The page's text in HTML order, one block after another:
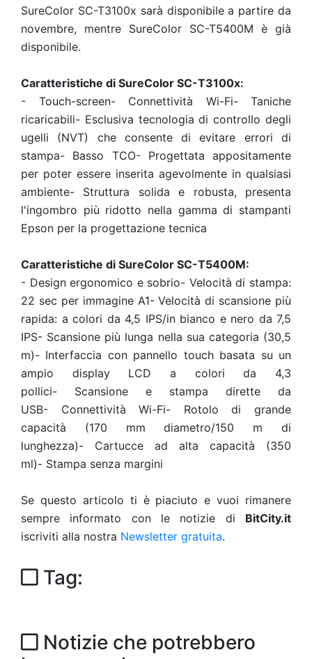
SureColor SC-T3100x sarà disponibile a partire da
novembre, mentre SureColor SC-T5400M è già
disponibile.
Caratteristiche di SureColor SC-T3100x:
-
Touch-screen- Connettività Wi-Fi-
Taniche
ricaricabili- Esclusiva tecnologia di controllo degli
ugelli (NVT) che consente di evitare errori di
stampa- Basso TCO-
Progettata appositamente
per poter essere inserita agevolmente in qualsiasi
ambiente-
Struttura solida e robusta, presenta
l'ingombro più ridotto nella gamma di stampanti
Epson per la progettazione tecnica
Caratteristiche di SureColor SC-T5400M:
- Design ergonomico e sobrio- Velocità di stampa:
22 sec per immagine A1- Velocità di scansione più
rapida: a colori da 4,5 IPS/in bianco e nero da 7,5
IPS- Scansione più lunga nella sua categoria (30,5
m)- Interfaccia con pannello touch basata su un
ampio display LCD a colori da 4,3
pollici-
Scansione e stampa dirette da
USB-
Connettività Wi-Fi-
Rotolo di grande
capacità (170 mm diametro/150 m di
lunghezza)-
Cartucce ad alta capacità (350
ml)- Stampa senza margini
Se questo articolo ti è piaciuto e vuoi rimanere
sempre informato con le notizie di BitCity.it
iscriviti alla nostra Newsletter gratuita.
Tag:
Notizie che potrebbero